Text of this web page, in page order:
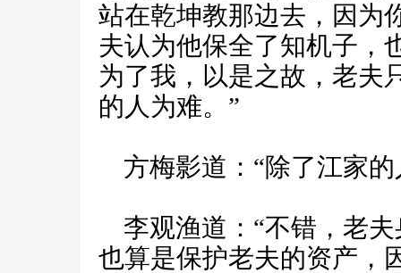
站在乾坤教那边去，因为
夫认为他保全了知机子，
为了我，以是之故，老夫
的人为难。”
方梅影道：“除了江家的
李观渔道：“不错，老
也算是保护老夫的资产，